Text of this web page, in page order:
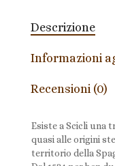
Descrizione
Informazioni
Recensioni (0)
Esiste a Scicli una
quasi alle origini
territorio della